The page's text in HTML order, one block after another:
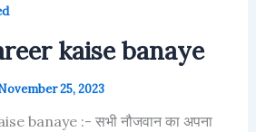
kaise banaye
25, 2023
banaye :- सभी नौजवान का अपना